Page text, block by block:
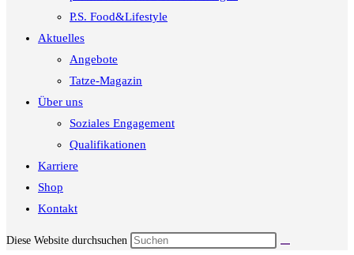
P.S. Food&Lifestyle
Aktuelles
Angebote
Tatze-Magazin
Über uns
Soziales Engagement
Qualifikationen
Karriere
Shop
Kontakt
Diese Website durchsuchen